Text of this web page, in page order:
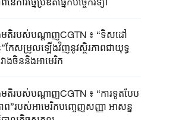
មតិរបស់បណ្តាញCGTN ៖ “ទិសដៅ
កែសម្រូលឡើងវិញនូវស្ថិរភាពជាយុទ្ធ
វាងចិននិងអាមេរិក
មតិរបស់បណ្តាញCGTN ៖ “ការទូតបែប
ាព”របស់អាមេរិកបញ្ចេញសញ្ញា អាសន្ន